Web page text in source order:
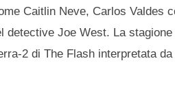
Caitlin Neve, Carlos Valdes
Joe West. La
2 di The Flash interpretata